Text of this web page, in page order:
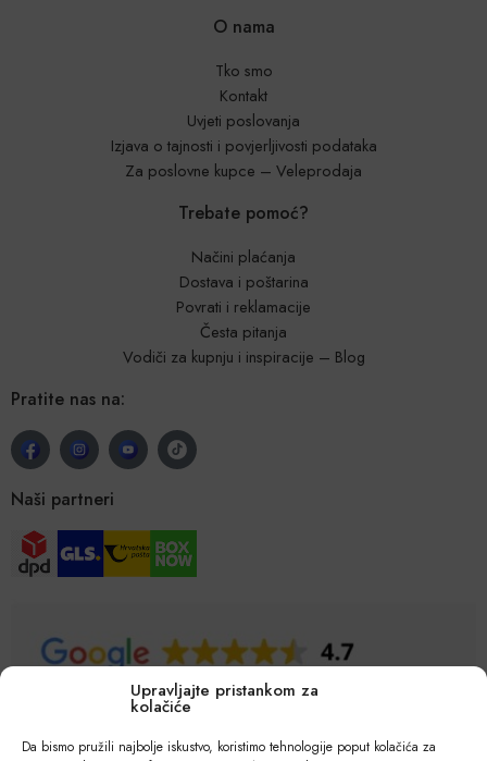
Upravljajte pristankom za
kolačiće
Da bismo pružili najbolje iskustvo, koristimo tehnologije poput kolačića za
O nama
Tko smo
Kontakt
Uvjeti poslovanja
Izjava o tajnosti i povjerljivosti podataka
Za poslovne kupce – Veleprodaja
Trebate pomoć?
Načini plaćanja
Dostava i poštarina
Povrati i reklamacije
Česta pitanja
Vodiči za kupnju i inspiracije – Blog
Pratite nas na:
Naši partneri